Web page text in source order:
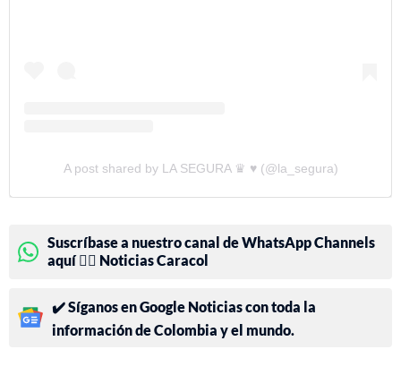
A post shared by LA SEGURA ♛ ♥ (@la_segura)
Suscríbase a nuestro canal de WhatsApp Channels
aquí 👉🏻 Noticias Caracol
✔️ Síganos en Google Noticias con toda la
información de Colombia y el mundo.